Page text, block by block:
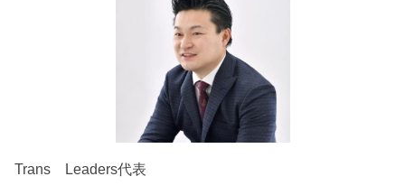
Trans Leaders代表